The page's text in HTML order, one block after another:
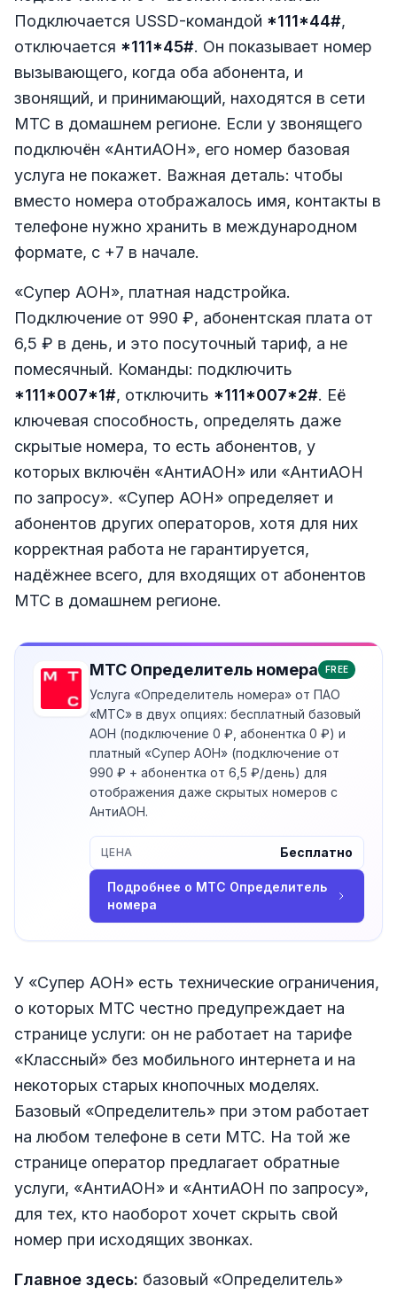
Подключается USSD-командой *111*44#,
отключается *111*45#. Он показывает номер
вызывающего, когда оба абонента, и
звонящий, и принимающий, находятся в сети
МТС в домашнем регионе. Если у звонящего
подключён «АнтиАОН», его номер базовая
услуга не покажет. Важная деталь: чтобы
вместо номера отображалось имя, контакты в
телефоне нужно хранить в международном
формате, с +7 в начале.
«Супер АОН», платная надстройка.
Подключение от 990 ₽, абонентская плата от
6,5 ₽ в день, и это посуточный тариф, а не
помесячный. Команды: подключить
*111*007*1#, отключить *111*007*2#. Её
ключевая способность, определять даже
скрытые номера, то есть абонентов, у
которых включён «АнтиАОН» или «АнтиАОН
по запросу». «Супер АОН» определяет и
абонентов других операторов, хотя для них
корректная работа не гарантируется,
надёжнее всего, для входящих от абонентов
МТС в домашнем регионе.
МТС Определитель номера FREE
Услуга «Определитель номера» от ПАО
«МТС» в двух опциях: бесплатный базовый
АОН (подключение 0 ₽, абонентка 0 ₽) и
платный «Супер АОН» (подключение от
990 ₽ + абонентка от 6,5 ₽/день) для
отображения даже скрытых номеров с
АнтиАОН.
Подробнее о МТС Определитель
номера
ЦЕНА Бесплатно
У «Супер АОН» есть технические ограничения,
о которых МТС честно предупреждает на
странице услуги: он не работает на тарифе
«Классный» без мобильного интернета и на
некоторых старых кнопочных моделях.
Базовый «Определитель» при этом работает
на любом телефоне в сети МТС. На той же
странице оператор предлагает обратные
услуги, «АнтиАОН» и «АнтиАОН по запросу»,
для тех, кто наоборот хочет скрыть свой
номер при исходящих звонках.
Главное здесь: базовый «Определитель»